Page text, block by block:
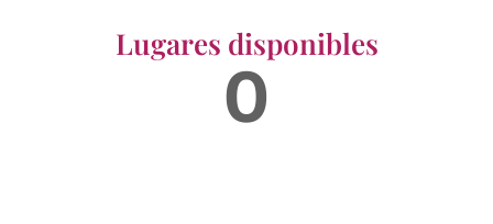
Lugares disponibles
0